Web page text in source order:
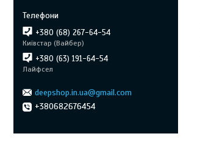
+380 (68) 267-64-54
Київстар (Вайбер)
+380 (63) 191-64-54
Лайфсел
deepshop.in.ua@gmail.com
+380682676454